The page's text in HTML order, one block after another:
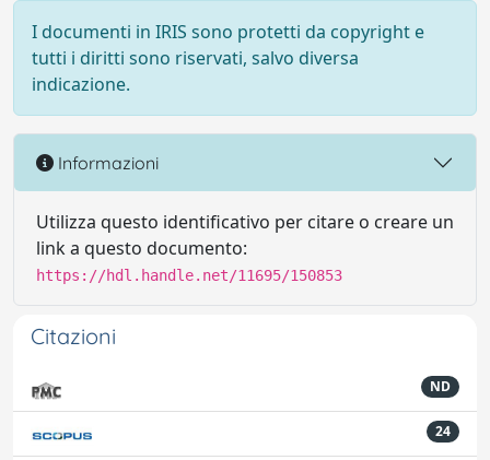
I documenti in IRIS sono protetti da copyright e
tutti i diritti sono riservati, salvo diversa
indicazione.
Informazioni
Utilizza questo identificativo per citare o creare un
link a questo documento:
https://hdl.handle.net/11695/150853
Citazioni
ND
24